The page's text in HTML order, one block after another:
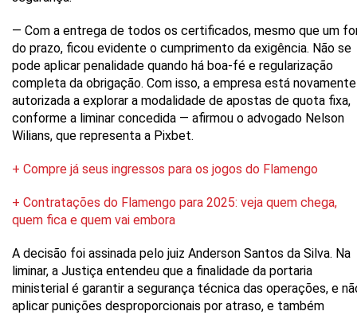
— Com a entrega de todos os certificados, mesmo que um
do prazo, ficou evidente o cumprimento da exigência. Não se
pode aplicar penalidade quando há boa-fé e regularização
completa da obrigação. Com isso, a empresa está novamente
autorizada a explorar a modalidade de apostas de quota fixa,
conforme a liminar concedida — afirmou o advogado Nelson
Wilians, que representa a Pixbet.
+ Compre já seus ingressos para os jogos do Flamengo
+ Contratações do Flamengo para 2025: veja quem chega,
quem fica e quem vai embora
A decisão foi assinada pelo juiz Anderson Santos da Silva. Na
liminar, a Justiça entendeu que a finalidade da portaria
ministerial é garantir a segurança técnica das operações, e
aplicar punições desproporcionais por atraso, e também